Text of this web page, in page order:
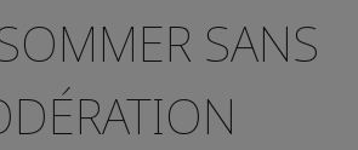
LOCALISATION
GARANTISSEZ
VOTRE PÉCHÉ
SANS